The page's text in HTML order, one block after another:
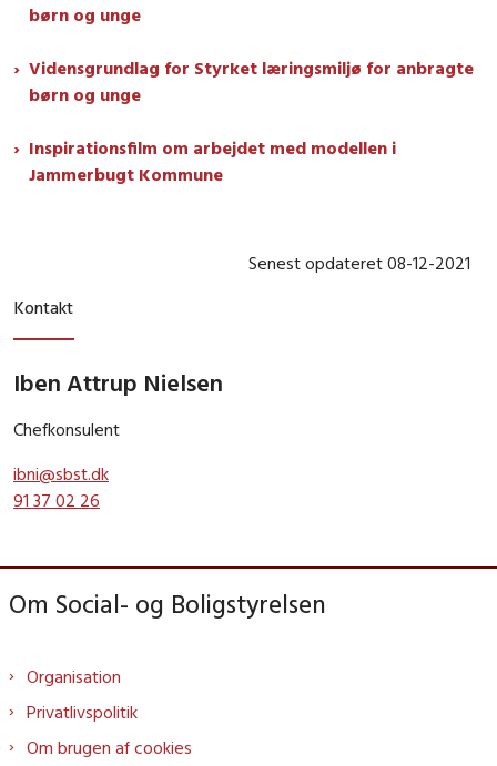
børn og unge
Vidensgrundlag for Styrket læringsmiljø for anbragte
børn og unge
Inspirationsfilm om arbejdet med modellen i
Jammerbugt Kommune
Senest opdateret 08-12-2021
Kontakt
Iben Attrup Nielsen
Chefkonsulent
ibni@sbst.dk
91 37 02 26
Om Social- og Boligstyrelsen
Organisation
Privatlivspolitik
Om brugen af cookies